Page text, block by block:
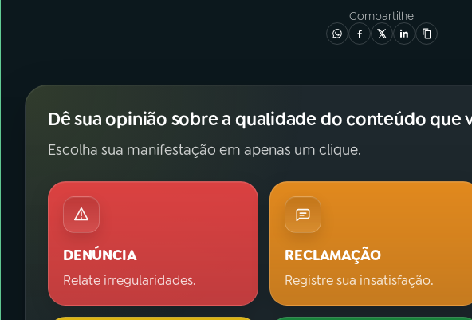
Compartilhe
Dê sua opinião sobre a qualidade do conteúdo que
Escolha sua manifestação em apenas um clique.
DENÚNCIA
Relate irregularidades.
RECLAMAÇÃO
Registre sua insatisfação.